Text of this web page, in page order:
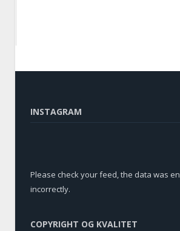
INSTAGRAM
Please check your feed, the data was
incorrectly.
COPYRIGHT OG KVALITET